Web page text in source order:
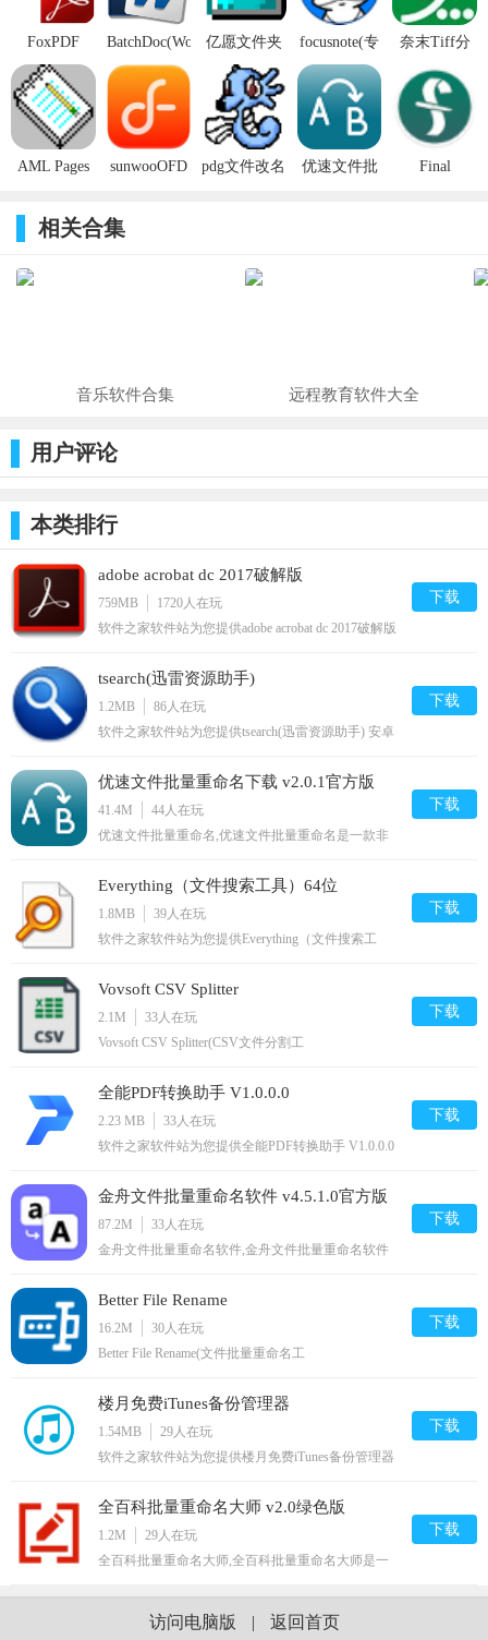
FoxPDF
Word to PDF
Converter 正
式版3.0官方
版
BatchDoc(Word
文档批量处
理工具)
亿愿文件夹
名称批量修
改 v1.0官方
版
focusnote(专
注笔记)
奈末Tiff分
正式版8.6.5
官方版
AML Pages
sunwooOFD
pdg文件改名
优速文件批
Final
相关合集
音乐软件合集 远程教育软件大全
用户评论
本类排行
adobe acrobat dc 2017破解版
759MB 1720 人在玩
软件之家软件站为您提供adobe acrobat dc 2017破解版
功能!
下载
tsearch(迅雷资源助手)
1.2MB 86 人在玩
软件之家软件站为您提供tsearch(迅雷资源助手) 安卓
下载
优速文件批量重命名下载 v2.0.1官方版
41.4M 44 人在玩
优速文件批量重命名,优速文件批量重命名是一款非
高工作效率，有需要的朋友快来下载使用吧,您可以
免费下载。
下载
Everything（文件搜索工具）64位
1.8MB 39 人在玩
软件之家软件站为您提供Everything（文件搜索工
免费下载安装到手机.同时支持便捷的电脑端一键安
装功能!
下载
Vovsoft CSV Splitter
2.1M 33 人在玩
Vovsoft CSV Splitter(CSV文件分割工
毫不费力地将单个CSV文件拆分为多个文件到您指定
的位置,您可以免费下载。
下载
全能PDF转换助手 V1.0.0.0
2.23 MB 33 人在玩
软件之家软件站为您提供全能PDF转换助手 V1.0.0.0
功能!
下载
金舟文件批量重命名软件 v4.5.1.0官方版
87.2M 33 人在玩
金舟文件批量重命名软件,金舟文件批量重命名软件
展名和插入编号，并且支持windows所有文件格式，
操作简单实用,您可以免费下载。
下载
Better File Rename
16.2M 30 人在玩
Better File Rename(文件批量重命名工
支持修改文件的修改时间，也可以分别处理文件名和
扩展名。应该说没有改不出来的命名方式。,您可以
免费下载。
下载
楼月免费iTunes备份管理器
1.54MB 29 人在玩
软件之家软件站为您提供楼月免费iTunes备份管理器
捷的电脑端一键安装功能!
下载
全百科批量重命名大师 v2.0绿色版
1.2M 29 人在玩
全百科批量重命名大师,全百科批量重命名大师是一
用户批量重命名文件和文件夹，软件操作简便，功能
强大，在使用上没有任何限制，可以为用户节省大量
精力,您可以免费下载。
下载
访问电脑版 | 返回首页